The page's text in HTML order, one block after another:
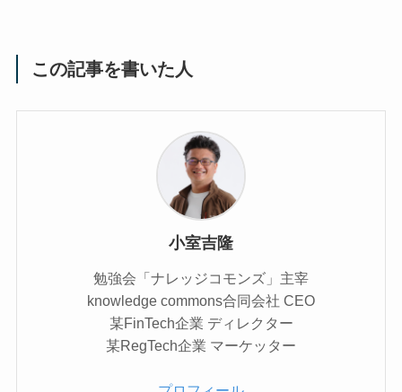
この記事を書いた人
小室吉隆
勉強会「ナレッジコモンズ」主宰
knowledge commons合同会社 CEO
某FinTech企業 ディレクター
某RegTech企業 マーケッター